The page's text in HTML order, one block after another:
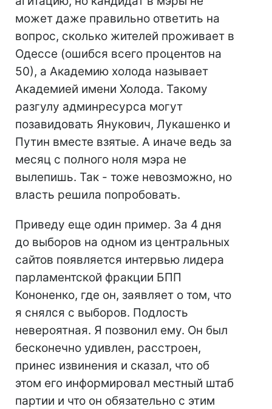
может даже правильно ответить на
вопрос, сколько жителей проживает в
Одессе (ошибся всего процентов на
50), а Академию холода называет
Академией имени Холода. Такому
разгулу админресурса могут
позавидовать Янукович, Лукашенко и
Путин вместе взятые. А иначе ведь за
месяц с полного ноля мэра не
вылепишь. Так - тоже невозможно, но
власть решила попробовать.
Приведу еще один пример. За 4 дня
до выборов на одном из центральных
сайтов появляется интервью лидера
парламентской фракции БПП
Кононенко, где он, заявляет о том, что
я снялся с выборов. Подлость
невероятная. Я позвонил ему. Он был
бесконечно удивлен, расстроен,
принес извинения и сказал, что об
этом его информировал местный штаб
партии и что он обязательно с этим